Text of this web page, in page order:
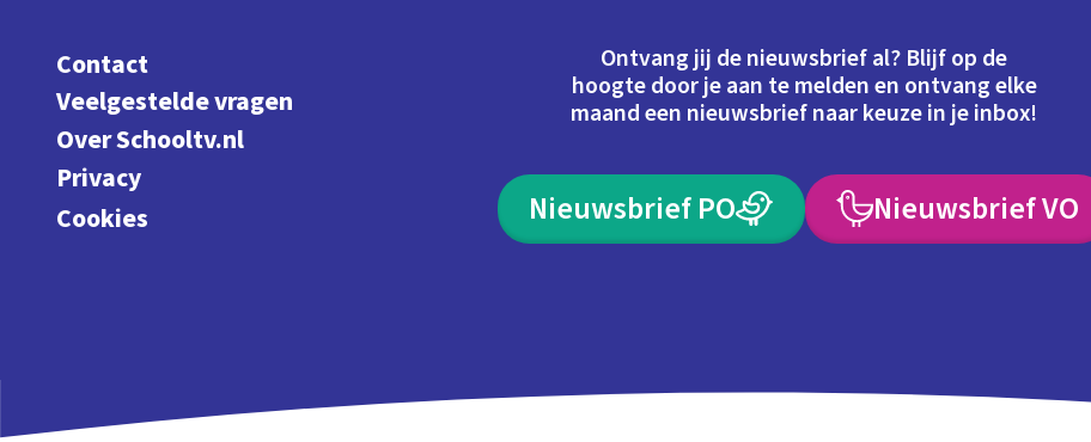
Contact
Veelgestelde vragen
Over Schooltv.nl
Privacy
Cookies
Ontvang jij de nieuwsbrief al? Blijf op de
hoogte door je aan te melden en ontvang elke
maand een nieuwsbrief naar keuze in je inbox!
Nieuwsbrief PO Nieuwsbrief VO